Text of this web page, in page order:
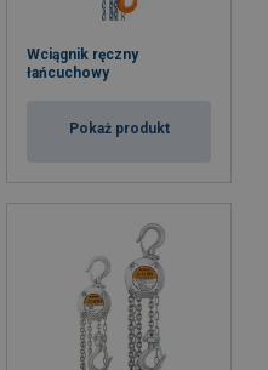
Wciągnik ręczny
łańcuchowy
Pokaż produkt